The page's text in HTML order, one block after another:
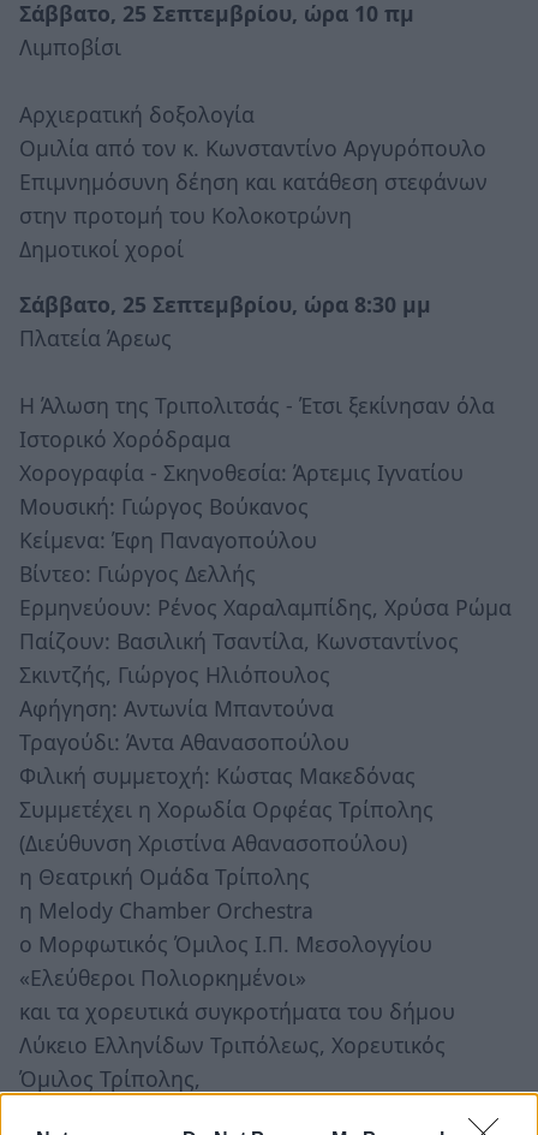
Σάββατο, 25 Σεπτεμβρίου, ώρα 10 πμ
Λιμποβίσι
Αρχιερατική δοξολογία
Ομιλία από τον κ. Κωνσταντίνο Αργυρόπουλο
Επιμνημόσυνη δέηση και κατάθεση στεφάνων
στην προτομή του Κολοκοτρώνη
Δημοτικοί χοροί
Σάββατο, 25 Σεπτεμβρίου, ώρα 8:30 μμ
Πλατεία Άρεως
Η Άλωση της Τριπολιτσάς - Έτσι ξεκίνησαν όλα
Ιστορικό Χορόδραμα
Xορογραφία - Σκηνοθεσία: Άρτεμις Ιγνατίου
Μουσική: Γιώργος Βούκανος
Κείμενα: Έφη Παναγοπούλου
Βίντεο: Γιώργος Δελλής
Ερμηνεύουν: Ρένος Χαραλαμπίδης, Χρύσα Ρώμα
Παίζουν: Βασιλική Τσαντίλα, Κωνσταντίνος
Σκιντζής, Γιώργος Ηλιόπουλος
Αφήγηση: Αντωνία Μπαντούνα
Τραγούδι: Άντα Αθανασοπούλου
Φιλική συμμετοχή: Κώστας Μακεδόνας
Συμμετέχει η Χορωδία Ορφέας Τρίπολης
(Διεύθυνση Χριστίνα Αθανασοπούλου)
η Θεατρική Ομάδα Τρίπολης
η Melody Chamber Orchestra
ο Μορφωτικός Όμιλος Ι.Π. Μεσολογγίου
«Ελεύθεροι Πολιορκημένοι»
και τα χορευτικά συγκροτήματα του δήμου
Λύκειο Ελληνίδων Τριπόλεως, Χορευτικός
Όμιλος Τρίπολης,
Κέντρο Ελληνικού Χορού, Αρκαδιανή, Μωραΐτες,